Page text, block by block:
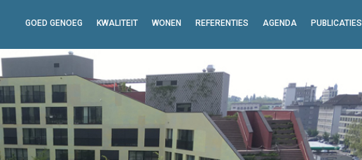
GOED GENOEG KWALITEIT WONEN REFERENTIES AGENDA PUBLICATIES